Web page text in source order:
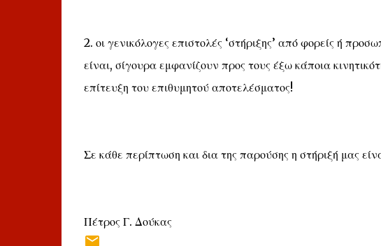
2. οι γενικόλογες επιστολές ‘στήριξης’ από φορείς ή
είναι, σίγουρα εμφανίζουν προς τους έξω κάποια
επίτευξη του επιθυμητού αποτελέσματος!
Σε κάθε περίπτωση και δια της παρούσης η στήριξή μας
Πέτρος Γ. Δούκας